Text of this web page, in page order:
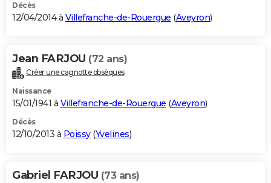
Décès
12/04/2014 à Villefranche-de-Rouergue (Aveyron)
Jean FARJOU (72 ans)
Créer une cagnotte obsèques
Naissance
15/01/1941 à Villefranche-de-Rouergue (Aveyron)
Décès
12/10/2013 à Poissy(Yvelines)
Gabriel FARJOU (73 ans)